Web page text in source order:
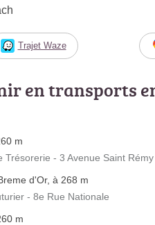
Trajet Waze
en transports
m
Trésorerie - 3 Avenue Saint Rémy
d'Or, à 268 m
- 8e Rue Nationale
m